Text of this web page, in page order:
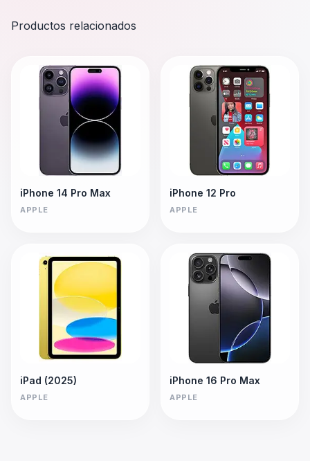
Productos relacionados
iPhone 14 Pro Max
APPLE
iPhone 12 Pro
APPLE
iPad (2025)
APPLE
iPhone 16 Pro Max
APPLE